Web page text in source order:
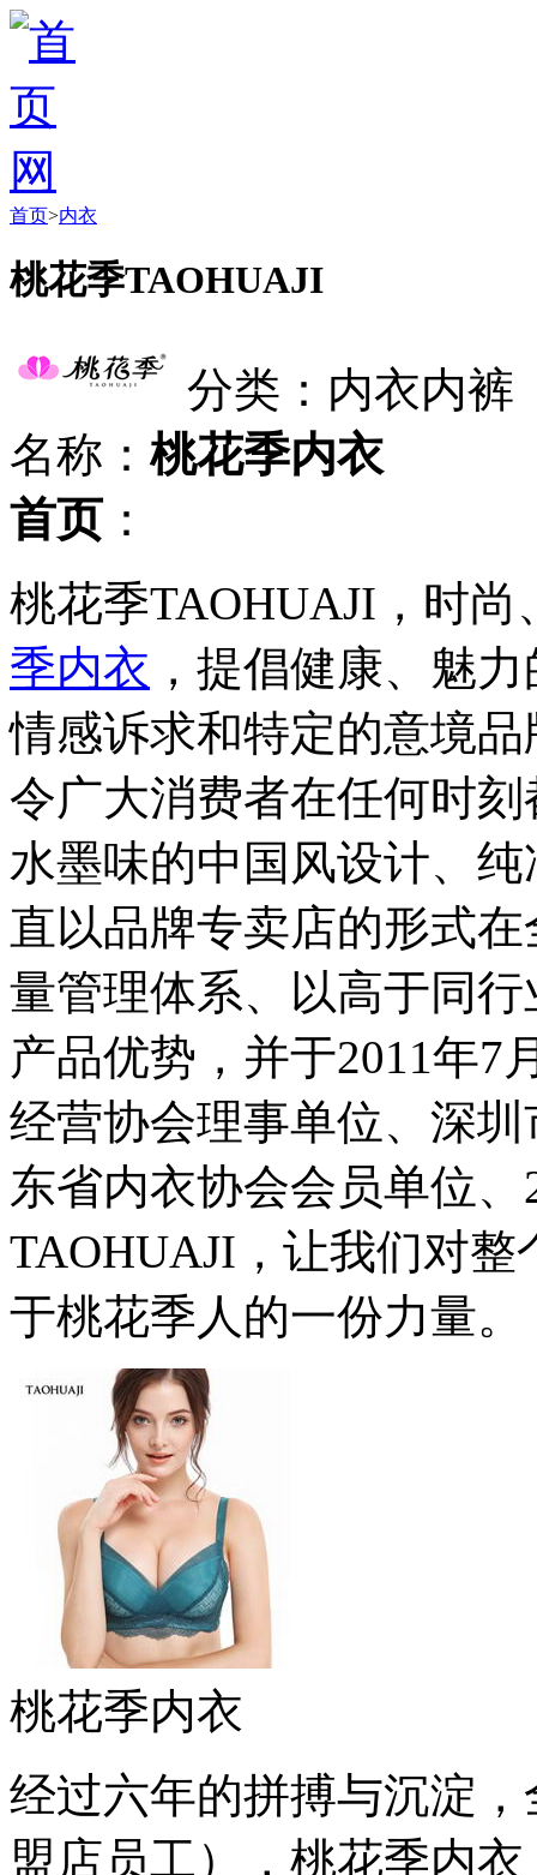
首页>内衣
桃花季TAOHUAJI
分类：内衣内裤
名称： 桃花季内衣
首页 ：
桃花季TAOHUAJI，时
季内衣 ，提倡健康、魅
情感诉求和特定的意境
令广大消费者在任何时
水墨味的中国风设计、
直以品牌专卖店的形式
量管理体系、以高于同
产品优势，并于2011年7
经营协会理事单位、深
东省内衣协会会员单位
TAOHUAJI，让我们对
于桃花季人的一份力量。
桃花季内衣
经过六年的拼搏与沉淀
盟店员工），桃花季内